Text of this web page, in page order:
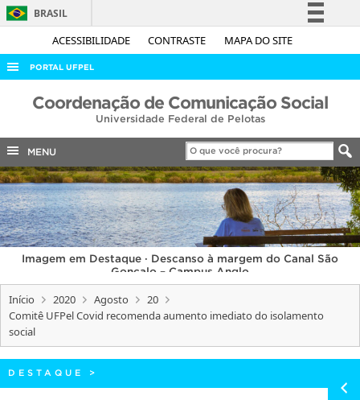
ACESSIBILIDADE CONTRASTE MAPA DO SITE
BRASIL
Simplifique!
Acesso à informação
Legislação
Canais
PORTAL UFPEL
ACESSO À INFORMAÇÃO
COBALTO
CONCURSOS
EDITAIS
INTERNACIONAL
OUVIDORIA
PORTARIAS
TELEFONES
Coordenação de Comunicação Social
Universidade Federal de Pelotas
MENU
Imagem em Destaque · Descanso à margem do Canal São
Gonçalo – Campus Anglo
Início 2020 Agosto
20
Comitê UFPel Covid recomenda aumento imediato do isolamento
social
DESTAQUE >